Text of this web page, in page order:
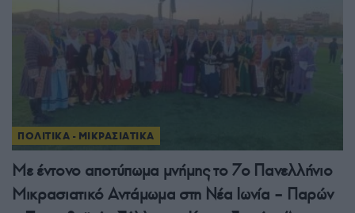
ΠΟΛΙΤΙΚΑ - ΜΙΚΡΑΣΙΑΤΙΚΑ
Με έντονο αποτύπωμα μνήμης το 7ο Πανελλήνιο
Μικρασιατικό Αντάμωμα στη Νέα Ιωνία – Παρών